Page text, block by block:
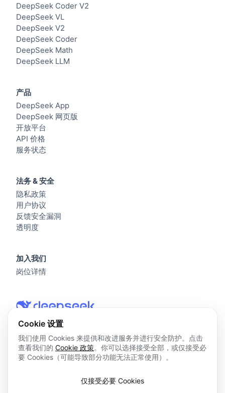
© 2026 杭州深度求索人工智能基础技术研究有限公司 版权所
浙ICP备2023025841号
DeepSeek Coder V2
DeepSeek VL
DeepSeek V2
DeepSeek Coder
DeepSeek Math
DeepSeek LLM
产品
DeepSeek App
DeepSeek 网页版
开放平台
API 价格
服务状态
法务 & 安全
隐私政策
用户协议
反馈安全漏洞
透明度
加入我们
岗位详情
Cookie 设置
我们使用 Cookies 来提供和改进服务并进行安全防护。点击
查看我们的 Cookie 政策。你可以选择接受全部，或仅接受必
要 Cookies（可能导致部分功能无法正常使用）。
仅接受必要 Cookies